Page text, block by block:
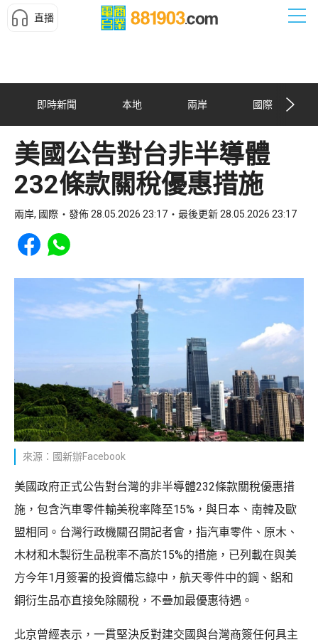
直播
即時新聞 本地 兩岸 國際
美國公告對台非半導體
232條款關稅優惠措施
兩岸, 國際 發佈 28.05.2026 23:17 最後更新 28.05.2026 23:17
Share to Facebook
Share to WhatsApp
來源：國新辦Facebook
美國政府正式公告對台灣的非半導體232條款關稅優惠措
施，包含汽車零件輸美稅率降至15%，與日本、南韓及歐
盟相同。台灣行政機關召開記者會，指汽車零件、原木、
木材和木製衍生品稅率不高於15%的措施，已列載在與美
方今年1月簽署的投資備忘錄中，航天零件中的鋼、鋁和
銅衍生品亦直接免除關稅，不疊加最優惠待遇。
北京曾經表示，一貫堅決反對建交國與台灣商簽任何具主